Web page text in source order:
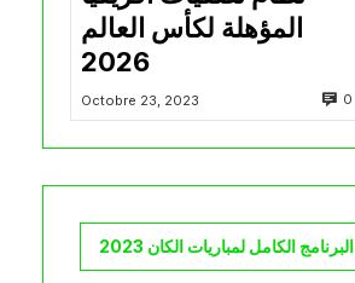
المؤهلة لكأس العالم
2026
Octobre 23, 2023 0
البرنامج الكامل لمباريات الكان 2023